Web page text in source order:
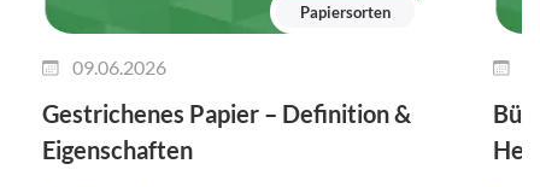
Papiersorten
09.06.2026
Gestrichenes Papier – Definition &
Eigenschaften